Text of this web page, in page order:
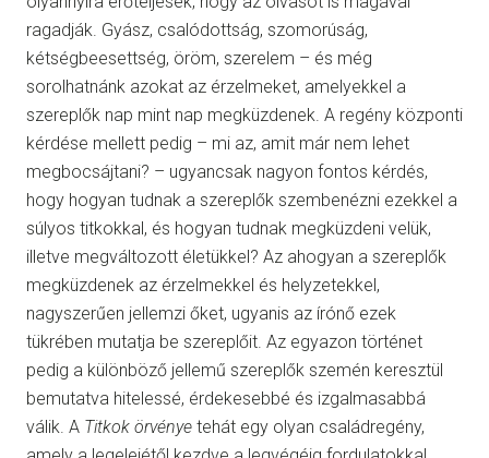
ragadják. Gyász, csalódottság, szomorúság,
kétségbeesettség, öröm, szerelem – és még
sorolhatnánk azokat az érzelmeket, amelyekkel a
szereplők nap mint nap megküzdenek. A regény központi
kérdése mellett pedig – mi az, amit már nem lehet
megbocsájtani? – ugyancsak nagyon fontos kérdés,
hogy hogyan tudnak a szereplők szembenézni ezekkel a
súlyos titkokkal, és hogyan tudnak megküzdeni velük,
illetve megváltozott életükkel? Az ahogyan a szereplők
megküzdenek az érzelmekkel és helyzetekkel,
nagyszerűen jellemzi őket, ugyanis az írónő ezek
tükrében mutatja be szereplőit. Az egyazon történet
pedig a különböző jellemű szereplők szemén keresztül
bemutatva hitelessé, érdekesebbé és izgalmasabbá
válik. A Titkok örvénye tehát egy olyan családregény,